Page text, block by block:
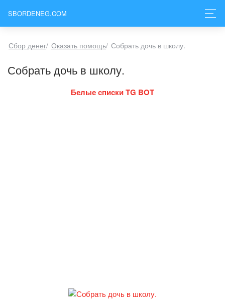
SBORDENEG.COM
Сбор денег/ Оказать помощь/ Собрать дочь в школу.
Собрать дочь в школу.
Белые списки TG BOT